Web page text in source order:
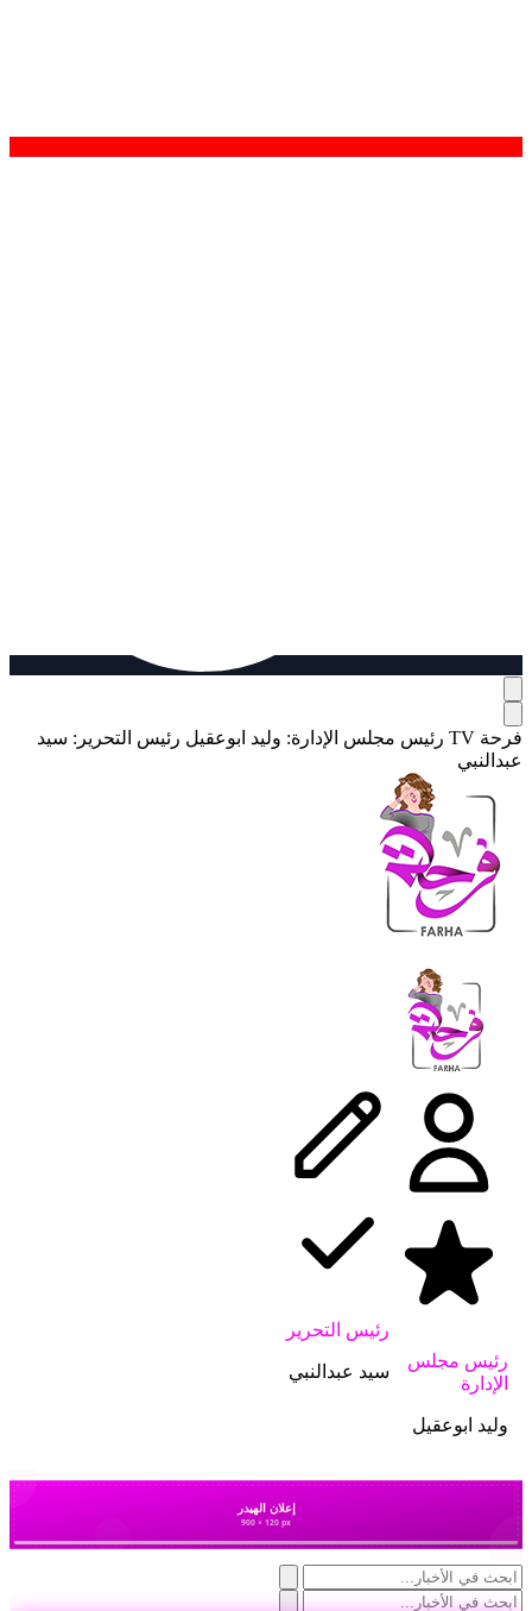
فرحة TV رئيس مجلس الإدارة: وليد ابوعقيل رئيس التحرير: سيد
عبدالنبي
رئيس مجلس
الإدارة
وليد ابوعقيل
رئيس التحرير
سيد عبدالنبي